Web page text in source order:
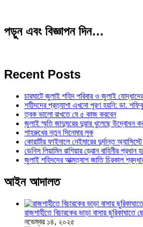
পড়ুন এবং বিজ্ঞাপন দিন…
Recent Posts
চারঘাটে জুলাই শহিদ পরিবার ও জুলাই যোদ্ধাদের
শহীদদের প্রত্যাশা এখনো পূরণ হয়নি: ডা.
ত্বক ভালো রাখতে যে ৫ কাজ করবেন
জুলাই স্মৃতি জাদুঘরের দুয়ার খুলেছে উদ্বোধন
শাহরুখের নতুন সিনেমার লুক
কোয়ার্টার ফাইনালে নেইমারের দুর্দান্ত
ডেনিস লিয়ামিন রাশিয়ার ড্রোন বাহিনীর প্রধান
জুলাই শহিদদের আত্মত্যাগ জাতি চিরকাল
আইন আদালত
রাজশাহীতে বিচারকের ভাড়া বাসায়
নভেম্বর ১৪, ২০২৫